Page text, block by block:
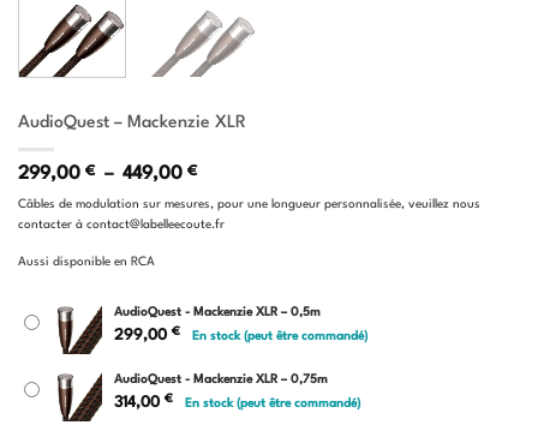
AudioQuest – Mackenzie XLR
299,00 € – 449,00 €Plage
prix :
299,00 €
Câbles de modulation sur mesures, pour une longueur personnalisée, veuillez nous
contacter à contact@labelleecoute.fr
Aussi disponible en RCA
AudioQuest - Mackenzie XLR – 0,5m
299,00 € En stock (peut être commandé)
AudioQuest - Mackenzie XLR – 0,75m
314,00 € En stock (peut être commandé)